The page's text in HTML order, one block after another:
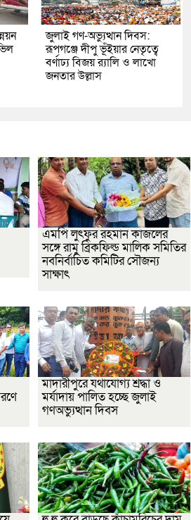
জুলাই গণ-অভ্যুত্থান দিবস:
রূপগঞ্জে দীপু ভূঁইয়ার নেতৃত্বে
বর্ণাঢ্য বিজয় র‌্যালি ও লাখো
জনতার উল্লাস
এমপি লুৎফুর রহমান কাজলের
সঙ্গে রামু ব্রিকফিল্ড মালিক সমিতির
নবনির্বাচিত কমিটির সৌজন্য
সাক্ষাৎ
মাদারীপুরে যথাযোগ্য শ্রদ্ধা ও
মর্যাদায় পালিত হচ্ছে জুলাই
গণঅভ্যুত্থান দিবস